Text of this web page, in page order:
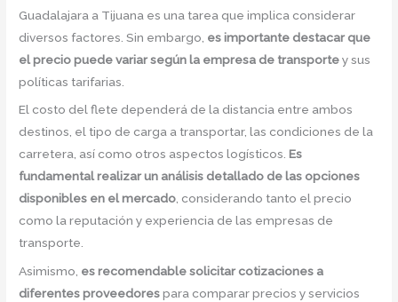
Guadalajara a Tijuana es una tarea que implica considerar
diversos factores. Sin embargo, es importante destacar que
el precio puede variar según la empresa de transportey sus
políticas tarifarias.
El costo del flete dependerá de la distancia entre ambos
destinos, el tipo de carga a transportar, las condiciones de la
carretera, así como otros aspectos logísticos.Es
fundamental realizar un análisis detallado de las opciones
disponibles en el mercado, considerando tanto el precio
como la reputación y experiencia de las empresas de
transporte.
Asimismo, es recomendable solicitar cotizaciones a
diferentes proveedorespara comparar precios y servicios